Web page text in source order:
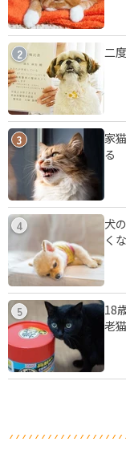
2 二
3
家
る
4
犬
く
5
18
老